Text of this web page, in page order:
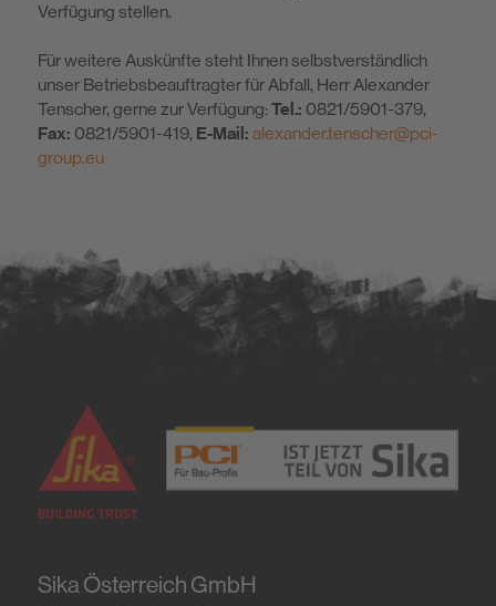
Verfügung stellen.
Für weitere Auskünfte steht Ihnen selbstverständlich
unser Betriebsbeauftragter für Abfall, Herr Alexander
Tenscher, gerne zur Verfügung: Tel.: 0821/5901-379,
Fax: 0821/5901-419, E-Mail: alexander.tenscher@pci-
group.eu
Sika Österreich GmbH